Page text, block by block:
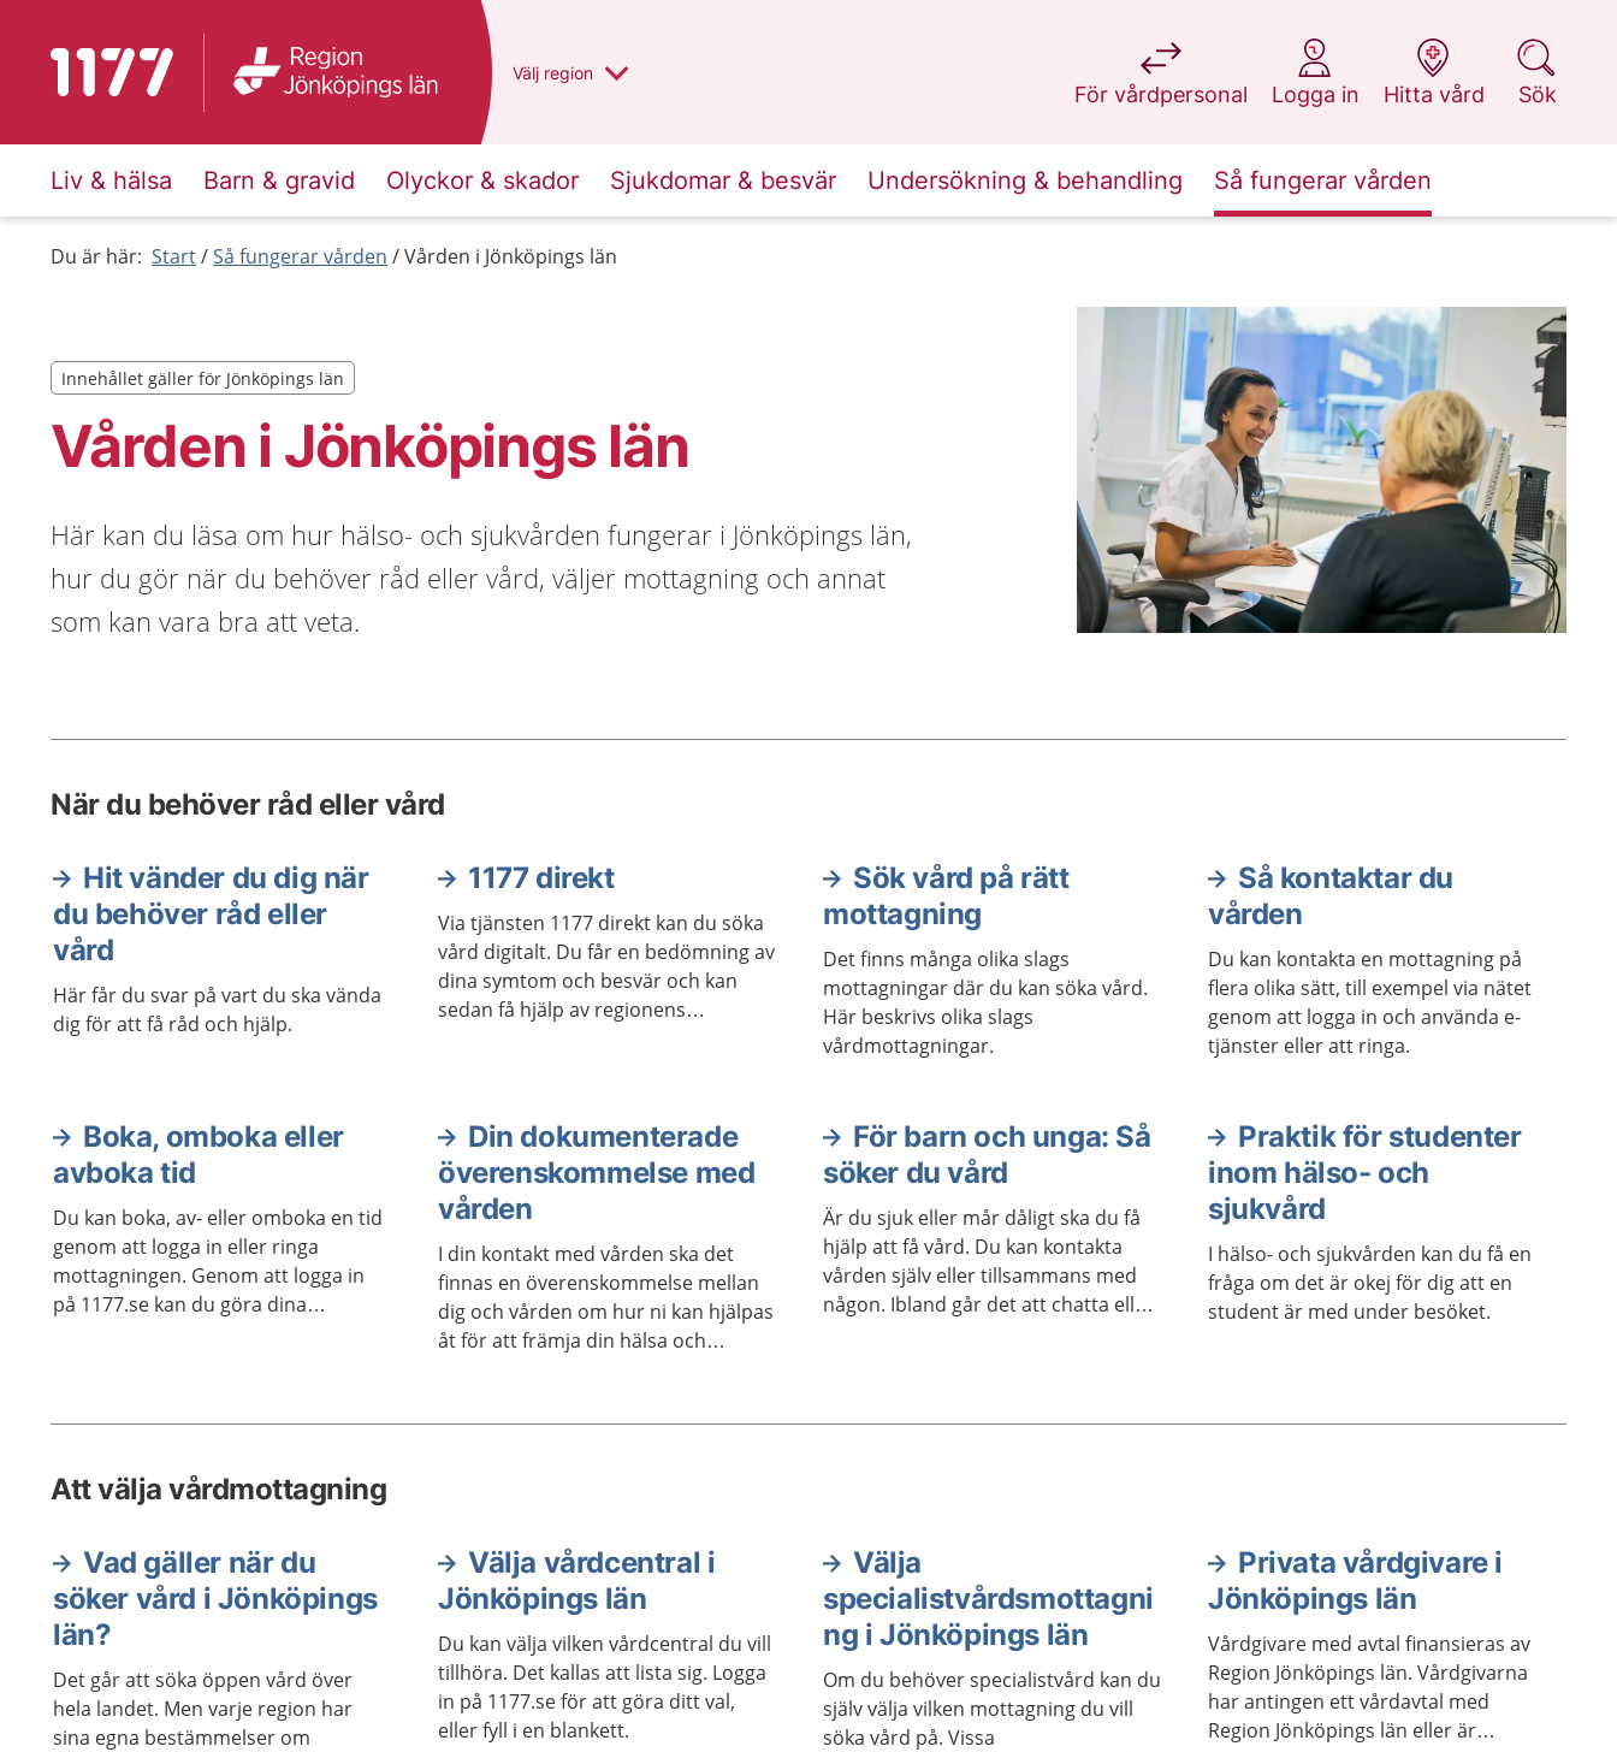
Till startsidan för 1177 Du har valt region
Välj en annan
region
För vårdpersonal
på 1177.se
Logga in
på 1177.se
Hitta vård
på 1177.se
Sök
på 1177.se
Liv & hälsa Barn & gravid Olyckor & skador Sjukdomar & besvär Undersökning & behandling Så fungerar vården
Du är här: Start Så fungerar vården Vården i Jönköpings län
Vården i Jönköpings län
Innehållet gäller för Jönköpings län
Innehållet gäller för Jönköpings län
Här kan du läsa om hur hälso- och sjukvården fungerar i Jönköpings län,
hur du gör när du behöver råd eller vård, väljer mottagning och annat
som kan vara bra att veta.
När du behöver råd eller vård
Hit vänder du dig när
du behöver råd eller
vård
Här får du svar på vart du ska vända
dig för att få råd och hjälp.
1177 direkt
Via tjänsten 1177 direkt kan du söka
vård digitalt. Du får en bedömning av
dina symtom och besvär och kan
sedan få hjälp av regionens
Sök vård på rätt
mottagning
Det finns många olika slags
mottagningar där du kan söka vård.
Här beskrivs olika slags
vårdmottagningar.
Så kontaktar du
vården
Du kan kontakta en mottagning på
flera olika sätt, till exempel via nätet
genom att logga in och använda e-
tjänster eller att ringa.
Boka, omboka eller
avboka tid
Du kan boka, av- eller omboka en tid
genom att logga in eller ringa
mottagningen. Genom att logga in
på 1177.se kan du göra dina
samlade i en lista.
Din dokumenterade
överenskommelse med
vården
I din kontakt med vården ska det
finnas en överenskommelse mellan
dig och vården om hur ni kan hjälpas
åt för att främja din hälsa och
dokumenteras i din journal.
För barn och unga: Så
söker du vård
Är du sjuk eller mår dåligt ska du få
hjälp att få vård. Du kan kontakta
vården själv eller tillsammans med
någon. Ibland går det att chatta eller
Praktik för studenter
inom hälso- och
sjukvård
I hälso- och sjukvården kan du få en
fråga om det är okej för dig att en
student är med under besöket.
Att välja vårdmottagning
Vad gäller när du
söker vård i Jönköpings
län?
Det går att söka öppen vård över
hela landet. Men varje region har
sina egna bestämmelser om
Välja vårdcentral i
Jönköpings län
Du kan välja vilken vårdcentral du vill
tillhöra. Det kallas att lista sig. Logga
in på 1177.se för att göra ditt val,
eller fyll i en blankett.
Välja
specialistvårdsmottagni
ng i Jönköpings län
Om du behöver specialistvård kan du
själv välja vilken mottagning du vill
söka vård på. Vissa
Privata vårdgivare i
Jönköpings län
Vårdgivare med avtal finansieras av
Region Jönköpings län. Vårdgivarna
har antingen ett vårdavtal med
Region Jönköpings län eller är